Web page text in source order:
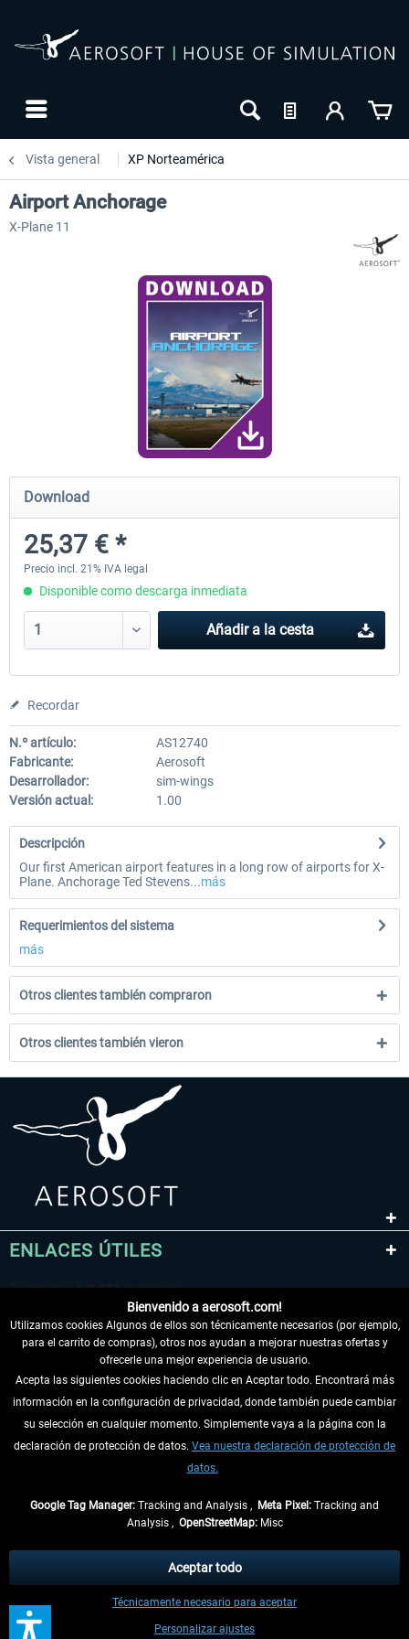
Vista general XP Norteamérica
FunnerFlight - KSAN, KNZY & Naval
Base San...
20,29 € *
Saint Croix XP
Airport Anchorage
X-Plane 11
Download
25,37 € *
Precio incl. 21% IVA legal
Disponible como descarga inmediata
Añadir a la cesta
Recordar
N.º artículo:
AS12740
Fabricante:
Aerosoft
Desarrollador:
sim-wings
Versión actual:
1.00
Descripción
Our first American airport features in a long row of airports for X-
Plane. Anchorage Ted Stevens...más
Requerimientos del sistema
más
Otros clientes también compraron
Otros clientes también vieron
ENLACES ÚTILES
DESISTIR DEL CONTRATO
INFORMACIÓN
tasas de recepción si no se describe lo contrario
** De aplicación a envíos dentro de Alemania. Los plazos de envío para los
demás países se pueden consultar en lainformación de envío
Bienvenido a aerosoft.com!
Utilizamos cookies Algunos de ellos son técnicamente necesarios (por ejemplo,
para el carrito de compras), otros nos ayudan a mejorar nuestras ofertas y
ofrecerle una mejor experiencia de usuario.
Acepta las siguientes cookies haciendo clic en Aceptar todo. Encontrará más
información en la configuración de privacidad, donde también puede cambiar
su selección en cualquier momento. Simplemente vaya a la página con la
declaración de protección de datos. Vea nuestra declaración de protección de
datos.
Google Tag Manager: Tracking and Analysis , Meta Pixel: Tracking and
Analysis , OpenStreetMap:Misc
Personalizar ajustes
Técnicamente necesario para aceptar
Aceptar todo